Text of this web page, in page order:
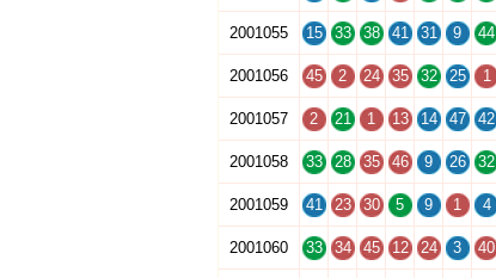
2001055 15 33 38 41 31 9 44
2001056 45 2 24 35 32 25 1
2001057 2 21 1 13 14 47 42
2001058 33 28 35 46 9 26 32
2001059 41 23 30 5 9 1 4
2001060 33 34 45 12 24 3 40